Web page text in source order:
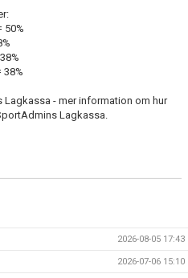
50%
38%
- mer information om hur
Lagkassa.
2026-08-05 17:43
2026-07-06 15:10